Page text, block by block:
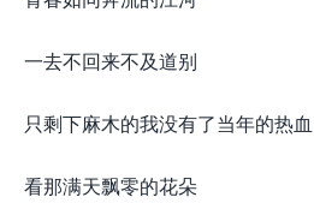
一去不回来不及道别
只剩下麻木的我没有了当年的热血
看那满天飘零的花朵